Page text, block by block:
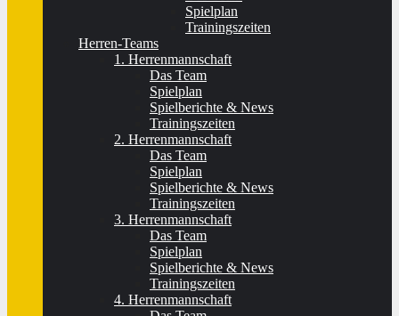
Spielplan
Trainingszeiten
Herren-Teams
1. Herrenmannschaft
Das Team
Spielplan
Spielberichte & News
Trainingszeiten
2. Herrenmannschaft
Das Team
Spielplan
Spielberichte & News
Trainingszeiten
3. Herrenmannschaft
Das Team
Spielplan
Spielberichte & News
Trainingszeiten
4. Herrenmannschaft